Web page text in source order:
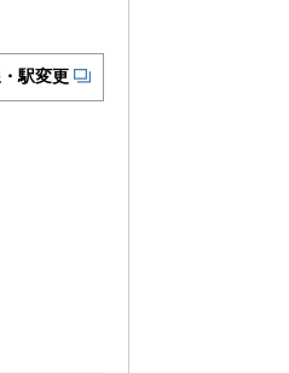
駅変更